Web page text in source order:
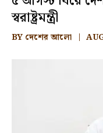
স্বরাষ্ট্রমন্ত্রী
BY দেশের আলো